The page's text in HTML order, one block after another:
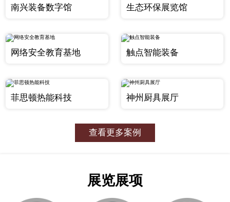
南兴装备数字馆 生态环保展览馆
网络安全教育基地 触点智能装备
菲思顿热能科技 神州厨具展厅
查看更多案例
展览展项